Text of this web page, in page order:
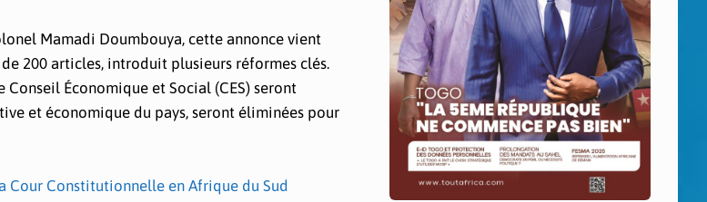
Mamadi Doumbouya, cette annonce vient
200 articles, introduit plusieurs réformes clés.
Économique et Social (CES) seront
et économique du pays, seront éliminées pour
Cour Constitutionnelle en Afrique du Sud